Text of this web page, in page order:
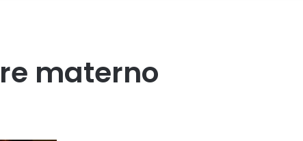
materno